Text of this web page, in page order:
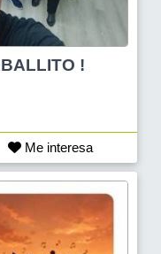
!
Me interesa